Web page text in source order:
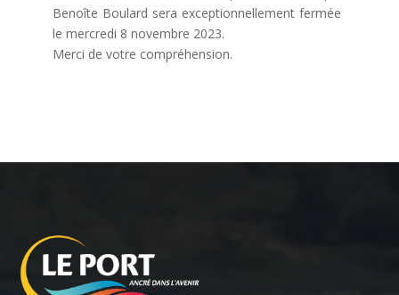
Benoîte Boulard sera exceptionnellement fermée
le mercredi 8 novembre 2023.
Merci de votre compréhension.